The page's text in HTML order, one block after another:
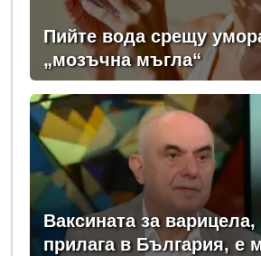
Пийте вода срещу
„мозъчна мъгла“
Ваксината за варицела,
прилага в България, е